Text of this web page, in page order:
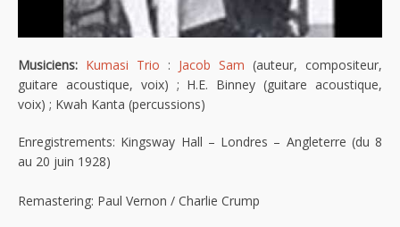
Musiciens: Kumasi Trio : Jacob Sam (auteur, compositeur,
guitare acoustique, voix) ; H.E. Binney (guitare acoustique,
voix) ; Kwah Kanta (percussions)
Enregistrements: Kingsway Hall – Londres – Angleterre (du 8
au 20 juin 1928)
Remastering: Paul Vernon / Charlie Crump